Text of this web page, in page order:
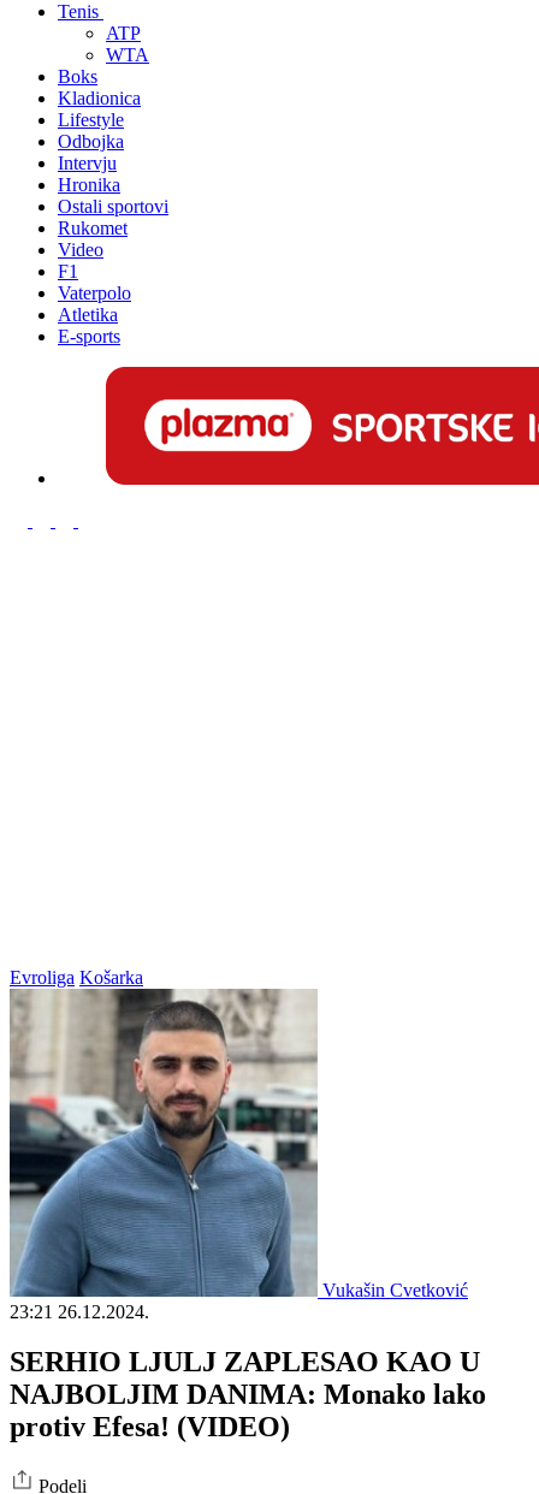
Tenis
ATP
WTA
Boks
Kladionica
Lifestyle
Odbojka
Intervju
Hronika
Ostali sportovi
Rukomet
Video
F1
Vaterpolo
Atletika
E-sports
Evroliga Košarka
Vukašin Cvetković
23:21 26.12.2024.
SERHIO LJULJ ZAPLESAO KAO U
NAJBOLJIM DANIMA: Monako lako
protiv Efesa! (VIDEO)
Podeli